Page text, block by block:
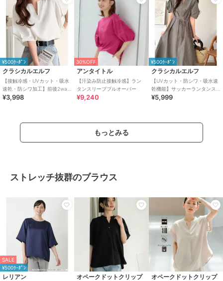
¥500ｸｰﾎﾟﾝ
クラシカルエルフ
【接触冷感・UVカット・吸水
速乾・防シワ加工】前後2way
配色ステッチランタンスリー
¥3,998
30%OFF
アンタイトル
【汗染み防止接触冷感】ラン
タンスリーブプルオーバー
¥9,240
¥500ｸｰﾎﾟﾝ
クラシカルエルフ
【UVカット・防シワ・吸水速
乾機能】サッカーランタンス
リーブステッチタックワンピ
¥5,999
もっとみる
ストレッチ抜群のブラウス
SALE
¥500ｸｰﾎﾟﾝ
レリアン オペークドットクリップ オペークドットクリップ